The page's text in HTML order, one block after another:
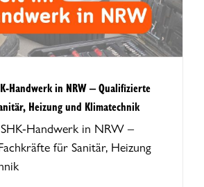
Handwerk in NRW – Qualifizierte
Heizung und Klimatechnik
Handwerk in NRW –
für Sanitär, Heizung